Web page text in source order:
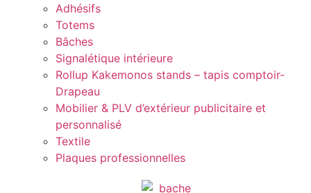
Adhésifs
Totems
Bâches
Signalétique intérieure
Rollup Kakemonos stands – tapis comptoir-
Drapeau
Mobilier & PLV d’extérieur publicitaire et
personnalisé
Textile
Plaques professionnelles